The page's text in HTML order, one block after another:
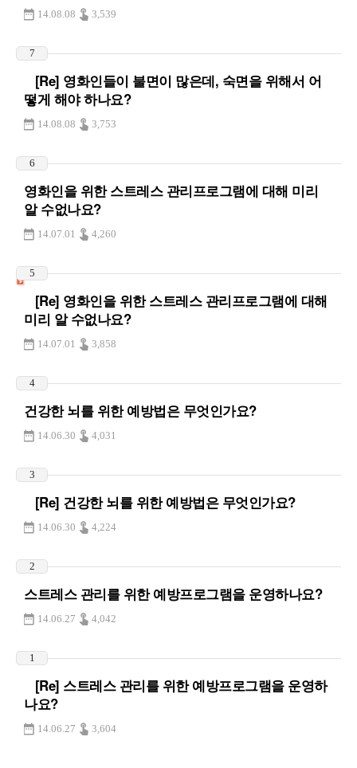
14.08.08 3,539
7
[Re] 영화인들이 불면이 많은데, 숙면을 위해서 어
떻게 해야 하나요?
14.08.08 3,753
6
영화인을 위한 스트레스 관리프로그램에 대해 미리
알 수없나요?
14.07.01 4,260
5
[Re] 영화인을 위한 스트레스 관리프로그램에 대해
미리 알 수없나요?
14.07.01 3,858
4
건강한 뇌를 위한 예방법은 무엇인가요?
14.06.30 4,031
3
[Re] 건강한 뇌를 위한 예방법은 무엇인가요?
14.06.30 4,224
2
스트레스 관리를 위한 예방프로그램을 운영하나요?
14.06.27 4,042
1
[Re] 스트레스 관리를 위한 예방프로그램을 운영하
나요?
14.06.27 3,604